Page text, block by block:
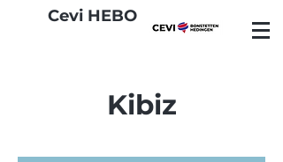
Cevi HEBO
Kibiz